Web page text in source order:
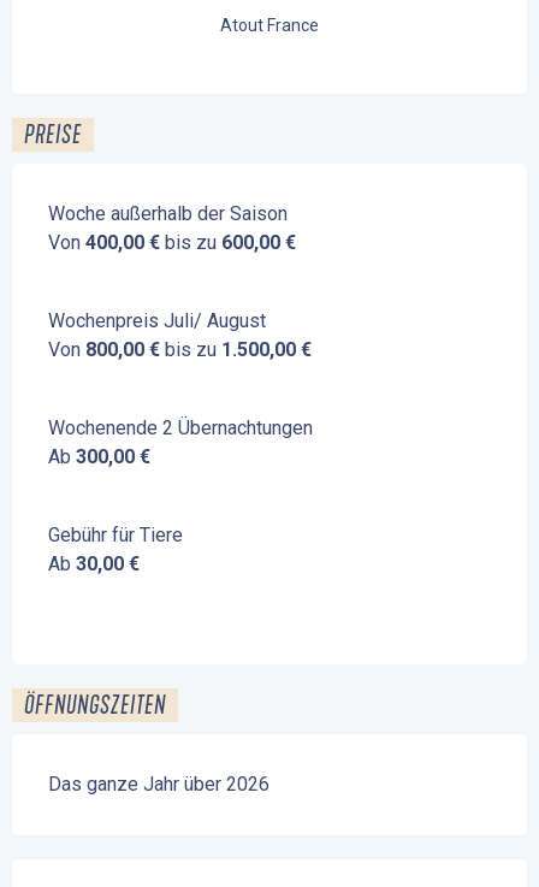
Atout France
PREISE
Woche außerhalb der Saison
Von 400,00 € bis zu 600,00 €
Wochenpreis Juli/ August
Von 800,00 € bis zu 1.500,00 €
Wochenende 2 Übernachtungen
Ab 300,00 €
Gebühr für Tiere
Ab 30,00 €
ÖFFNUNGSZEITEN
Das ganze Jahr über 2026